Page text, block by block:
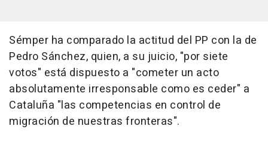
Sémper ha comparado la actitud del PP con la de
Pedro Sánchez, quien, a su juicio, "por siete
votos" está dispuesto a "cometer un acto
absolutamente irresponsable como es ceder" a
Cataluña "las competencias en control de
migración de nuestras fronteras".